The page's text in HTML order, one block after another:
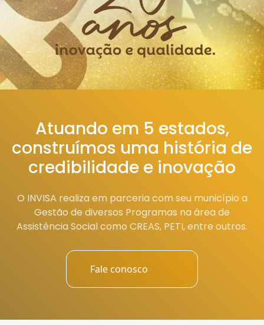
Atuando em 5 estados,
construímos uma história de
credibilidade e inovação
O INVISA realiza em parceria com seu município a
Gestão de diversos Programas na área de
Assistência Social como CREAS, PETI, entre outros.
Fale conosco